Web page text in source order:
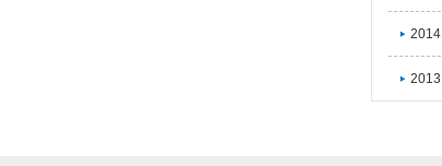
2014
2013